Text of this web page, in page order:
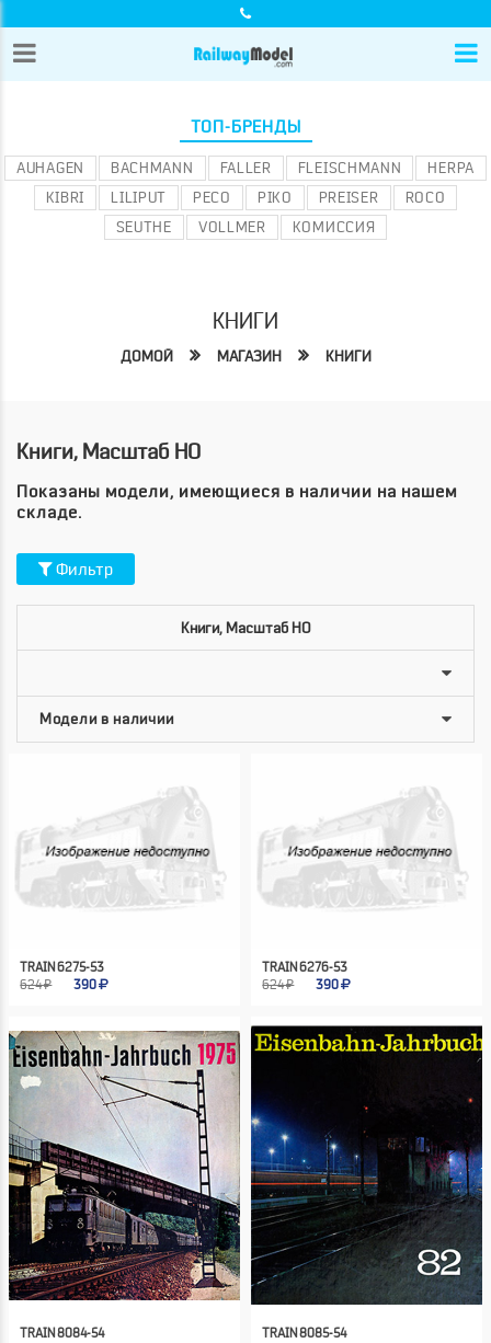
ТОП-БРЕНДЫ
AUHAGEN BACHMANN FALLER FLEISCHMANN
HERPA
KIBRI
LILIPUT PECO PIKO PREISER
ROCO
SEUTHE
VOLLMER КОМИССИЯ
КНИГИ
ДОМОЙ МАГАЗИН КНИГИ
Книги, Масштаб HO
Показаны модели, имеющиеся в наличии на нашем
складе.
Фильтр
Книги, Масштаб HO
TRAIN 6275-53
624 ₽
390
TRAIN 6276-53
624 ₽
390
TRAIN 8084-54
TRAIN 8085-54